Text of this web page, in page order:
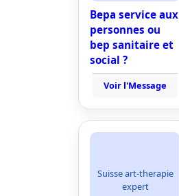
Bepa service aux
personnes ou
bep sanitaire et
social ?
Voir l'Message
Suisse art-therapie
expert